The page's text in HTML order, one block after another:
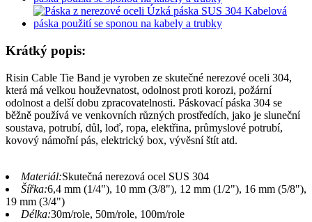
Krátký popis:
Risin Cable Tie Band je vyroben ze skutečné nerezové oceli 304,
která má velkou houževnatost, odolnost proti korozi, požární
odolnost a delší dobu zpracovatelnosti. Páskovací páska 304 se
běžně používá ve venkovních různých prostředích, jako je sluneční
soustava, potrubí, důl, loď, ropa, elektřina, průmyslové potrubí,
kovový námořní pás, elektrický box, vývěsní štít atd.
Materiál:Skutečná nerezová ocel SUS 304
Šířka:6,4 mm (1/4"), 10 mm (3/8"), 12 mm (1/2"), 16 mm (5/8"),
19 mm (3/4")
Délka:30m/role, 50m/role, 100m/role